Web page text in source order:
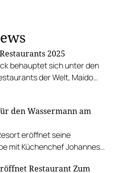
2025
behauptet sich unter den
der Welt, Maido
den Wassermann am
eröffnet seine
mit Küchenchef Johannes
Fisch-Kulinarik.
Restaurant Zum